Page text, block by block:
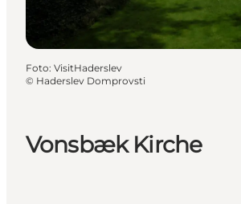
Vonsbæk Kirche
Foto: VisitHaderslev
© Haderslev Domprovsti